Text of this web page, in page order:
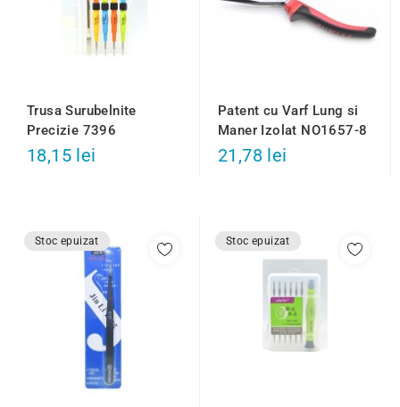
Trusa Surubelnite
Precizie 7396
18,15 lei
Patent cu Varf Lung si
Maner Izolat NO1657-8
21,78 lei
Stoc epuizat Stoc epuizat